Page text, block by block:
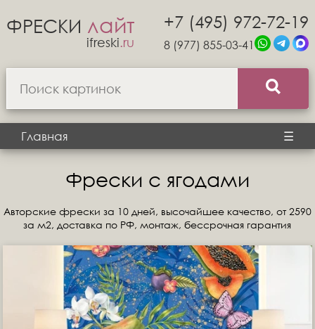
ФРЕСКИ лайт
ifreski.ru
+7 (495) 972-72-19
8 (977) 855-03-41
Главная ☰
Фрески с ягодами
Авторские фрески за 10 дней, высочайшее качество, от 2590
за м2, доставка по РФ, монтаж, бессрочная гарантия